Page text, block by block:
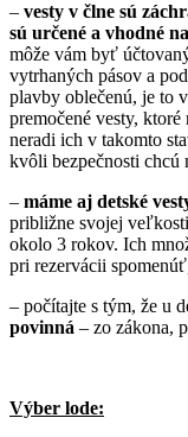
– vesty v člne sú
sú určené a vhodné
môže vám byť
vytrhaných pásov a
plavby oblečenú, je to
premočené vesty,
neradi ich v takomto
kvôli bezpečnosti chcú
– máme aj detské
približne svojej
okolo 3 rokov. Ich
pri rezervácii
– počítajte s tým, že u
povinná – zo zákona,
Výber lode: